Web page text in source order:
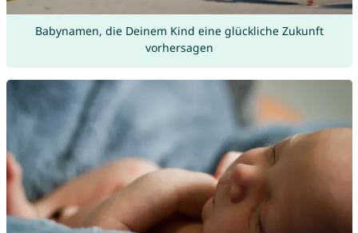
Babynamen, die Deinem Kind eine glückliche Zukunft
vorhersagen